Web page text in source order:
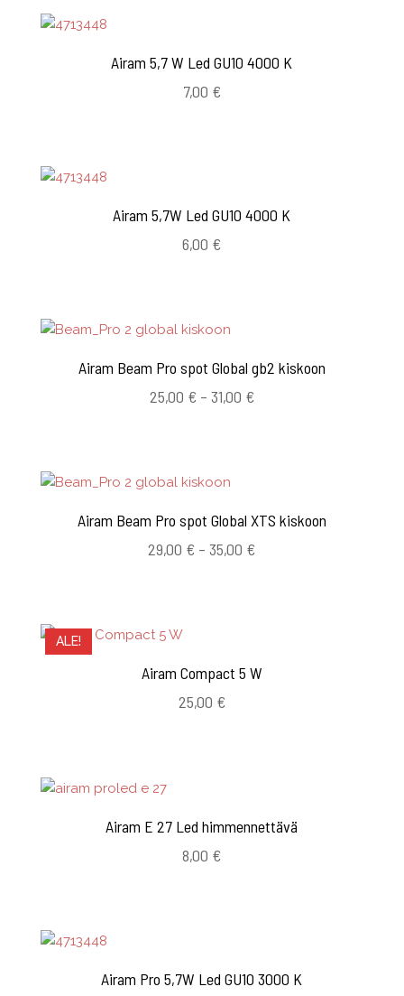
Airam 5,7 W Led GU10 4000 K
7,00 €
Airam 5,7W Led GU10 4000 K
6,00 €
Airam Beam Pro spot Global gb2 kiskoon
25,00 € – 31,00 €Hintaluokka:
Airam Beam Pro spot Global XTS kiskoon
29,00 € – 35,00 €Hintaluokka:
ALE!
Airam Compact 5 W
25,00 €
Airam E 27 Led himmennettävä
8,00 €
Airam Pro 5,7W Led GU10 3000 K